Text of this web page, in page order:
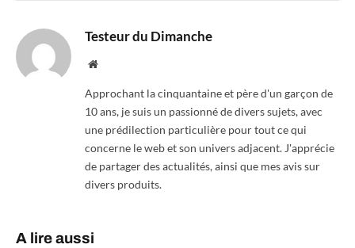
Testeur du Dimanche
Website
Approchant la cinquantaine et père d'un garçon de
10 ans, je suis un passionné de divers sujets, avec
une prédilection particulière pour tout ce qui
concerne le web et son univers adjacent. J'apprécie
de partager des actualités, ainsi que mes avis sur
divers produits.
A lire aussi